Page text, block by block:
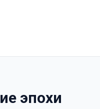
эпохи